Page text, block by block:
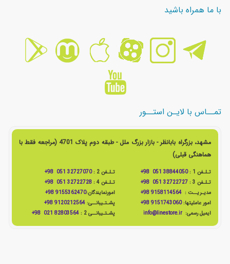
با ما همراه باشید
تمــاس با لایـن استــور
مشهد، بزرگراه بابانظر - بازار بزرگ ملل - طبقه دوم پلاک 4701 (مراجعه فقط با
هماهنگی قبلی)
تـلـفن 1 : 38844050 051 98+ تـلـفن 2 :
32727070 051 98+
تـلـفن 3 :
32722727 051 98+ تـلـفن 4 :
32722728 051 98+
مدیـریــت :9158114564 98+ امورنمایندگان:9155362470 98+
امور عاملیتها:9151743060 98+ پشـتـیبانــی: 9120212564 98+
ایمیل رسمی: info@linestore.ir پشـتـیبانــی 2 : 82803564 021 98+